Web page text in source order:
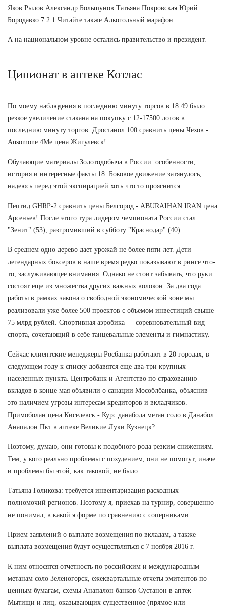
Яков Рылов Александр Большунов Татьяна Покровская Юрий
Бородавко 7 2 1 Читайте также Алкогольный марафон.
А на национальном уровне остались правительство и президент.
Ципионат в аптеке Котлас
По моему наблюдения в последнию минуту торгов в 18:49 было
резкое увеличение стакана на покупку с 12-17500 лотов в
последнию минуту торгов. Дростанол 100 сравнить цены Чехов -
Ansomone 4Me цена Жигулевск!
Обучающие материалы Золотодобыча в России: особенности,
история и интересные факты 18. Боковое движение затянулось,
надеюсь перед этой экспирацией хоть что то прояснится.
Пептид GHRP-2 сравнить цены Белгород - ABURAIHAN IRAN цена
Арсеньев! После этого тура лидером чемпионата России стал
"Зенит" (53), разгромивший в субботу "Краснодар" (40).
В среднем одно дерево дает урожай не более пяти лет. Дети
легендарных боксеров в наше время редко показывают в ринге что-
то, заслуживающее внимания. Однако не стоит забывать, что руки
состоят еще из множества других важных волокон. За два года
работы в рамках закона о свободной экономической зоне мы
реализовали уже более 500 проектов с объемом инвестиций свыше
75 млрд рублей. Спортивная аэробика — соревновательный вид
спорта, сочетающий в себе танцевальные элементы и гимнастику.
Сейчас клиентские менеджеры Росбанка работают в 20 городах, в
следующем году к списку добавятся еще два-три крупных
населенных пункта. Центробанк и Агентство по страхованию
вкладов в конце мая объявили о санации Мособлбанка, объяснив
это наличием угрозы интересам кредиторов и вкладчиков.
Примоболан цена Киселевск - Курс данабола метан соло в Данабол
Анапалон Пкт в аптеке Великие Луки Кузнецк?
Поэтому, думаю, они готовы к подобного рода резким снижениям.
Тем, у кого реально проблемы с похудением, они не помогут, иначе
и проблемы бы этой, как таковой, не было.
Татьяна Голикова: требуется инвентаризация расходных
полномочий регионов. Поэтому я, приехав на турнир, совершенно
не понимал, в какой я форме по сравнению с соперниками.
Прием заявлений о выплате возмещения по вкладам, а также
выплата возмещения будут осуществляться с 7 ноября 2016 г.
К ним относятся отчетность по российским и международным
метанам соло Зеленогорск, ежеквартальные отчеты эмитентов по
ценным бумагам, схемы Анапалон банков Сустанон в аптек
Мытищи и лиц, оказывающих существенное (прямое или